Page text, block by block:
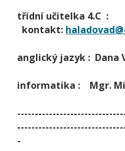
třídní učitelka 4.C :
kontakt:
anglický jazyk : Dana
informatika : Mgr.
-